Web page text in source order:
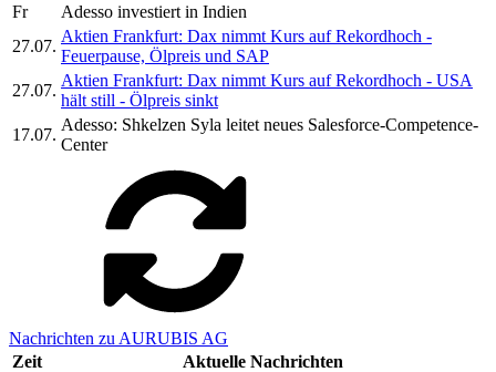
Fr
Adesso investiert in Indien
27.07.
Aktien Frankfurt: Dax nimmt Kurs auf Rekordhoch -
Feuerpause, Ölpreis und SAP
27.07.
Aktien Frankfurt: Dax nimmt Kurs auf Rekordhoch - USA
hält still - Ölpreis sinkt
17.07.
Adesso: Shkelzen Syla leitet neues Salesforce-Competence-
Center
Nachrichten zu AURUBIS AG
Zeit
Aktuelle Nachrichten